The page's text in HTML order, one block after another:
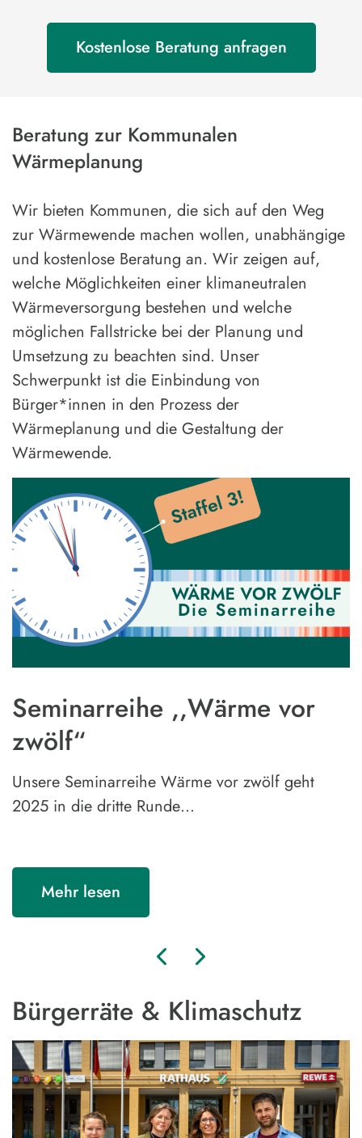
Kostenlose Beratung anfragen
Beratung zur Kommunalen
Wärmeplanung
Wir bieten Kommunen, die sich auf den Weg
zur Wärmewende machen wollen, unabhängige
und kostenlose Beratung an. Wir zeigen auf,
welche Möglichkeiten einer klimaneutralen
Wärmeversorgung bestehen und welche
möglichen Fallstricke bei der Planung und
Umsetzung zu beachten sind. Unser
Schwerpunkt ist die Einbindung von
Bürger*innen in den Prozess der
Wärmeplanung und die Gestaltung der
Wärmewende.
Seminarreihe ,,Wärme vor
zwölf“
Unsere Seminarreihe Wärme vor zwölf geht
2025 in die dritte Runde…
Mehr lesen
Bürgerräte & Klimaschutz